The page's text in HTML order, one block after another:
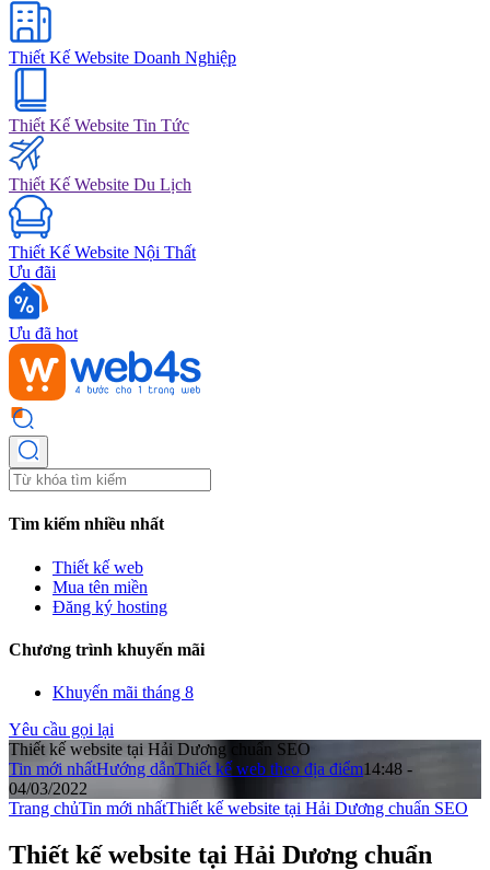
Thiết Kế Website Doanh Nghiệp
Thiết Kế Website Tin Tức
Thiết Kế Website Du Lịch
Thiết Kế Website Nội Thất
Ưu đãi
Ưu đã hot
Tìm kiếm nhiều nhất
Thiết kế web
Mua tên miền
Đăng ký hosting
Chương trình khuyến mãi
Khuyến mãi tháng 8
Yêu cầu gọi lại
Thiết kế website tại Hải Dương chuẩn SEO
Tin mới nhấtHướng dẫnThiết kế web theo địa điểm14:48 -
04/03/2022
Trang chủTin mới nhấtThiết kế website tại Hải Dương chuẩn SEO
Thiết kế website tại Hải Dương chuẩn